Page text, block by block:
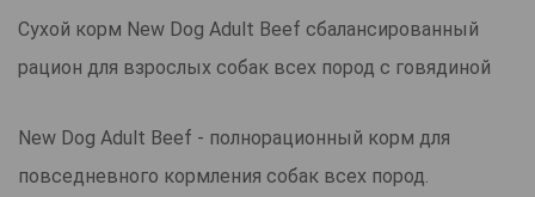
Сухой корм New Dog Adult Beef сбалансированный
рацион для взрослых собак всех пород с говядиной
New Dog Adult Beef - полнорационный корм для
повседневного кормления собак всех пород.